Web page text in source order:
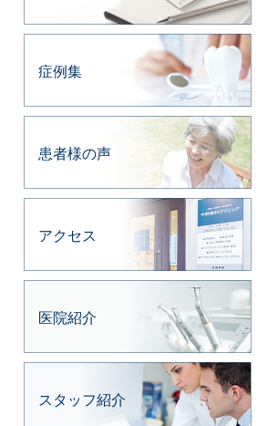
症例集
患者様の声
アクセス
医院紹介
スタッフ紹介